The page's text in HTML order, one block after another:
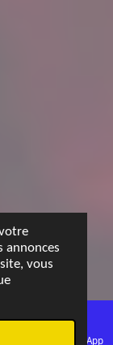
annonces
vous
WhatsApp